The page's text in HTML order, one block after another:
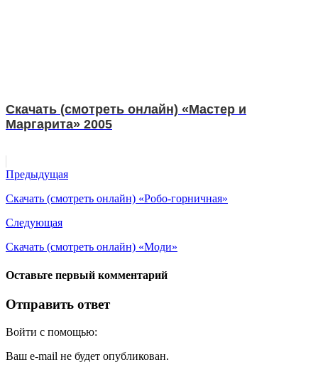
Скачать (смотреть онлайн) «Мастер и
Маргарита» 2005
Предыдущая
Скачать (смотреть онлайн) «Робо-горничная»
Следующая
Скачать (смотреть онлайн) «Моди»
Оставьте первый комментарий
Отправить ответ
Войти с помощью:
Ваш e-mail не будет опубликован.